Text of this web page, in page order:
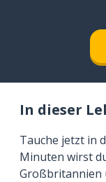
In dieser
Tauche jetzt in
Minuten wirst
Großbritannien